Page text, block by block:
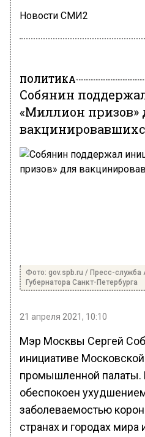
Новости СМИ2
ПОЛИТИКА
Собянин
«Миллион призов»
Фото: gov.spb.ru / Пресс-служба
Губернатора Санкт-Петербурга
21 апреля 2021, 10:10
Мэр Москвы Сергей
инициативе Московской
промышленной палаты.
обеспокоен
заболеваемостью
странах и городах мира